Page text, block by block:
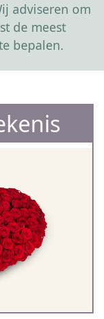
adviseren om
de meest
bepalen.